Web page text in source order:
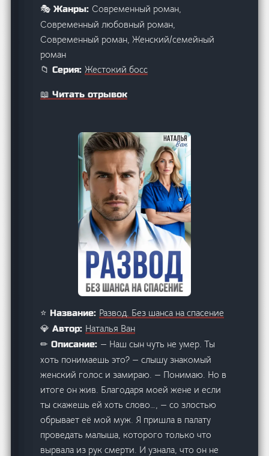
🎭 Жанры:Современный роман,
Современный любовный роман,
Современный роман, Женский/семейный
роман
📁 Серия:Жестокий босс
📖 Читать отрывок
⭐ Название: Развод. Без шанса на спасение
💎 Автор: Наталья Ван
✏ Описание: — Наш сын чуть не умер. Ты
хоть понимаешь это? — слышу знакомый
женский голос и замираю. — Понимаю. Но в
итоге он жив. Благодаря моей жене и если
ты скажешь ей хоть слово…, — со злостью
обрывает её мой муж. Я пришла в палату
проведать малыша, которого только что
вырвала из рук смерти. И узнала, что он не